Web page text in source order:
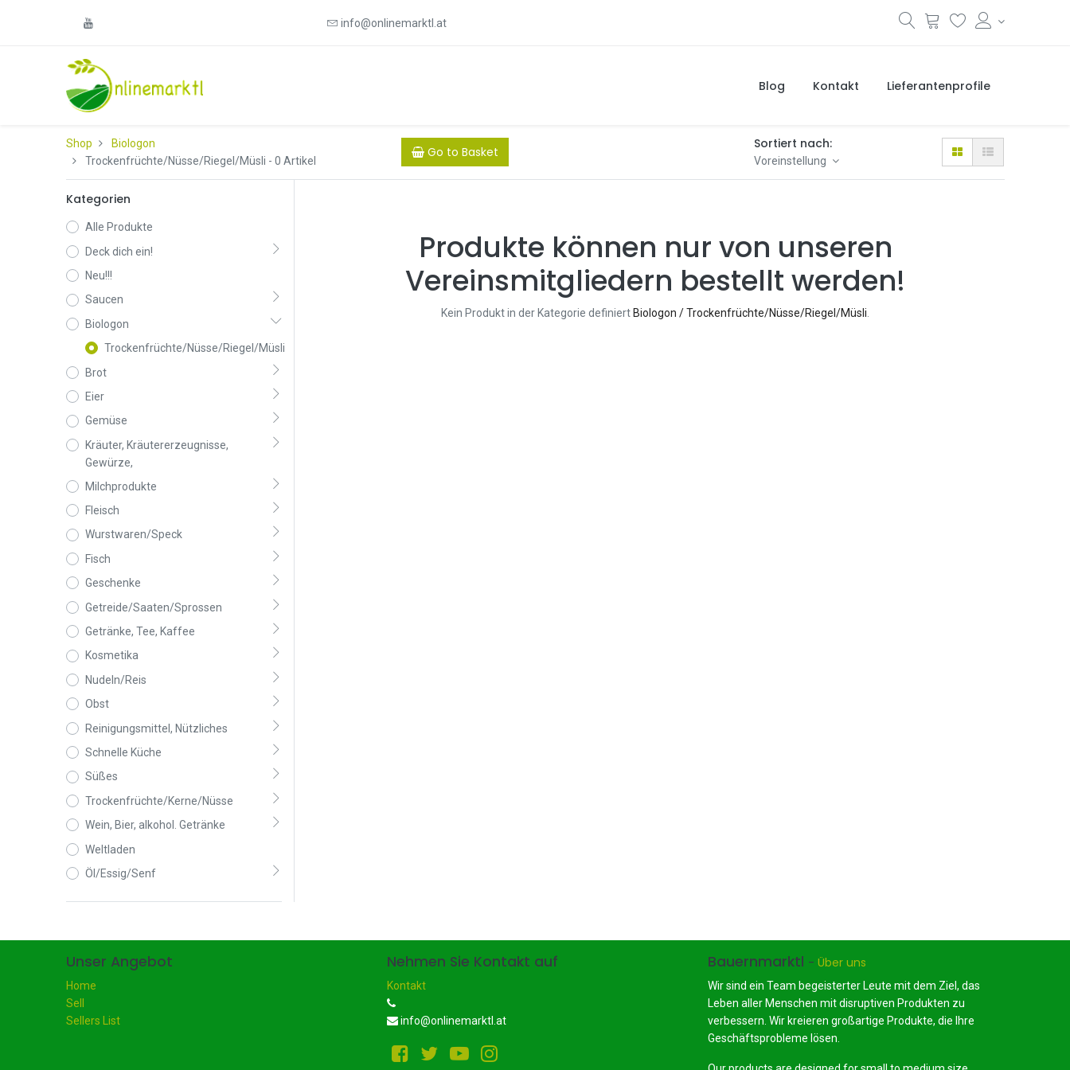
info@onlinemarktl.at
Blog Kontakt Lieferantenprofile
Shop
Biologon
Trockenfrüchte/Nüsse/Riegel/Müsli - 0 Artikel
Go to Basket
Sortiert nach:
Voreinstellung
Kategorien
Alle Produkte
Deck dich ein!
Neu!!!
Saucen
Biologon
Trockenfrüchte/Nüsse/Riegel/Müsli
Brot
Eier
Gemüse
Kräuter, Kräutererzeugnisse,
Gewürze,
Milchprodukte
Fleisch
Wurstwaren/Speck
Fisch
Geschenke
Getreide/Saaten/Sprossen
Getränke, Tee, Kaffee
Kosmetika
Nudeln/Reis
Obst
Reinigungsmittel, Nützliches
Schnelle Küche
Süßes
Trockenfrüchte/Kerne/Nüsse
Wein, Bier, alkohol. Getränke
Weltladen
Öl/Essig/Senf
Produkte können nur von unseren
Vereinsmitgliedern bestellt werden!
Kein Produkt in der Kategorie definiert Biologon / Trockenfrüchte/Nüsse/Riegel/Müsli
Unser Angebot
Home
Sell
Sellers List
Nehmen Sie Kontakt auf
Kontakt
info@onlinemarktl.at
Bauernmarktl - Über uns
Wir sind ein Team begeisterter Leute mit dem Ziel, das
Leben aller Menschen mit disruptiven Produkten zu
verbessern. Wir kreieren großartige Produkte, die Ihre
Geschäftsprobleme lösen.